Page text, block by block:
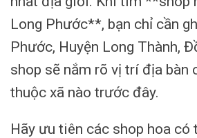
Long Phước**, bạn chỉ cần
Phước, Huyện Long Thành,
shop sẽ nắm rõ vị trí địa bàn
thuộc xã nào trước đây.
Hãy ưu tiên các shop hoa có